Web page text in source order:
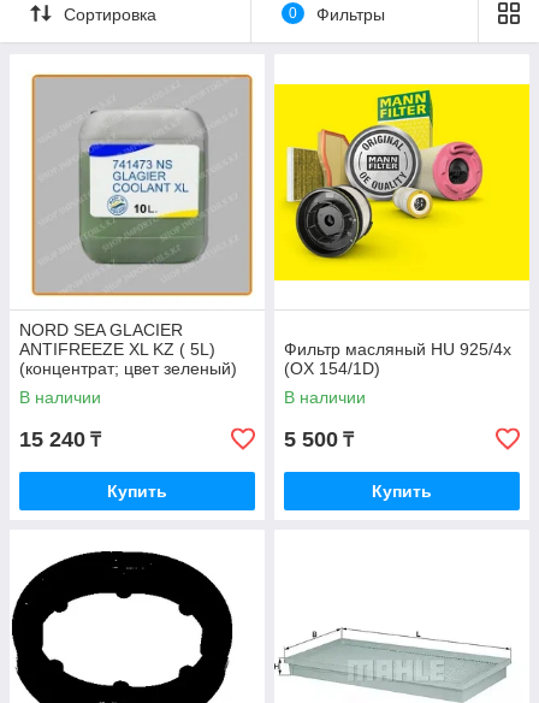
Сортировка 0 Фильтры
NORD SEA GLACIER
ANTIFREEZE XL KZ ( 5L)
(концентрат; цвет зеленый)
В наличии
15 240 ₸
Купить
Фильтр масляный HU 925/4x
(OX 154/1D)
В наличии
5 500 ₸
Купить